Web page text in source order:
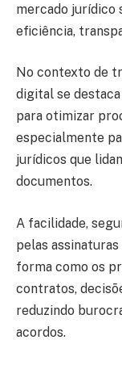
mercado jurídico
eficiência,
No contexto de
digital se
para otimizar
especialmente
jurídicos que
documentos.
A facilidade,
pelas
forma como os
contratos,
reduzindo
acordos.